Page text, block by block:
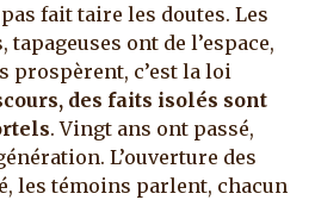
fait taire les doutes. Les
ont de l’espace,
prospèrent, c’est la loi
des faits isolés sont
. Vingt ans ont passé,
L’ouverture des
les témoins parlent, chacun